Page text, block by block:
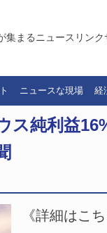
集まるニュースリンク
ニュースな現場 経
ス純利益
《詳細はこち